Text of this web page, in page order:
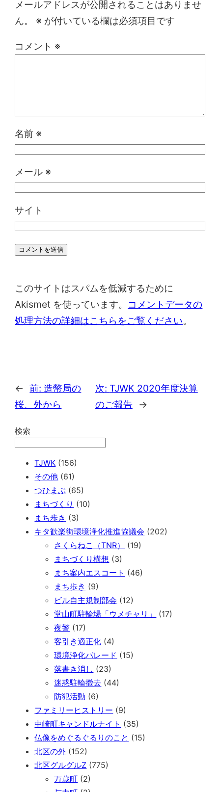
メールアドレスが公開されることはありませ
ん。
※ が付いている欄は必須項目です
コメント ※
名前 ※
メール ※
サイト
このサイトはスパムを低減するために
Akismet を使っています。
コメントデータの
処理方法の詳細はこちらをご覧ください。
← 前:造幣局の
桜、外から
次: TJWK 2020年度決算
のご報告 →
検索
TJWK (156)
その他 (61)
つひまぶ (65)
まちづくり (10)
まち歩き (3)
キタ歓楽街環境浄化推進協議会 (202)
さくらねこ（TNR）
(19)
まちづくり構想 (3)
まち案内エスコート (46)
まち歩き (9)
ビル自主規制部会 (12)
堂山町駐輪場「ウメチャリ」
(17)
夜警 (17)
客引き適正化 (4)
環境浄化パレード (15)
落書き消し (23)
迷惑駐輪撤去 (44)
防犯活動 (6)
ファミリーヒストリー (9)
中崎町キャンドルナイト (35)
仏像をめぐるぐるりのこと (15)
北区の外 (152)
北区グルグルZ (775)
万歳町 (2)